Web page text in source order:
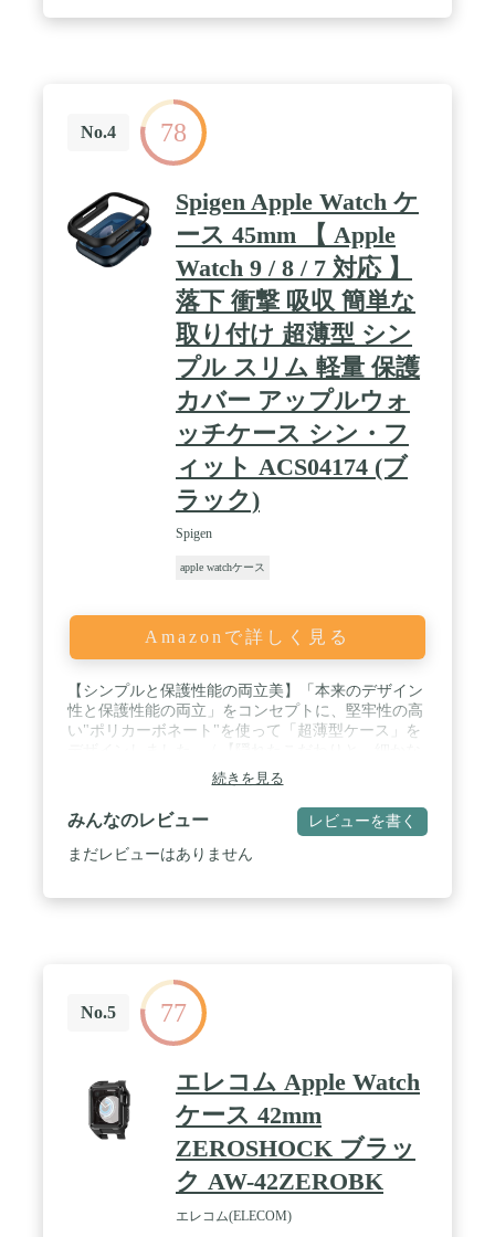
カッティング手法で、最適な押し心地を実現してい
ます。 / 【対応機種】： Apple Watch Series 8 / SE2 /
Series 7 / Series SE / Series 6 Series 5 / Series 4 (45 |
44mm) ※Apple Watch Series 5 の一部のモデル（セラ
ん。 ※商品の色合いや仕様、商品パッケージは予告
なく変更される場合があります。
No.4 78
Spigen Apple Watch ケ
ース 45mm 【 Apple
Watch 9 / 8 / 7 対応 】
落下 衝撃 吸収 簡単な
取り付け 超薄型 シン
プル スリム 軽量 保護
カバー アップルウォ
ッチケース シン・フ
ィット ACS04174 (ブ
ラック)
Spigen
apple watchケース
Amazonで詳しく見る
【シンプルと保護性能の両立美】「本来のデザイン
性と保護性能の両立」をコンセプトに、堅牢性の高
い"ポリカーボネート"を使って「超薄型ケース」を
配慮】被せるデザインにしたことで、「バンドの交
換」「ケースの着脱」を簡単にし、また、ソフトケ
ースのような変色やひっかかるような肌触りもな
く、指触りの良い触り心地になっています。 / 【接
触機会を考えた耐キズ設計】決済シーンや改札での
自のカッティング手法で、最適な押し心地を実現し
ています。 / 【対応機種】： Apple Watch Series 9 / 8
/ 7 (45mm) ※Apple Watch 他のモデルには対応して
おりませんので予めご了承ください。※商品の色合
いや仕様、商品パッケージは予告なく変更される場
合があります
続きを見る
みんなのレビュー レビューを書く
まだレビューはありません
No.5 77
エレコム Apple Watch
ケース 42mm
ZEROSHOCK ブラッ
ク AW-42ZEROBK
エレコム(ELECOM)